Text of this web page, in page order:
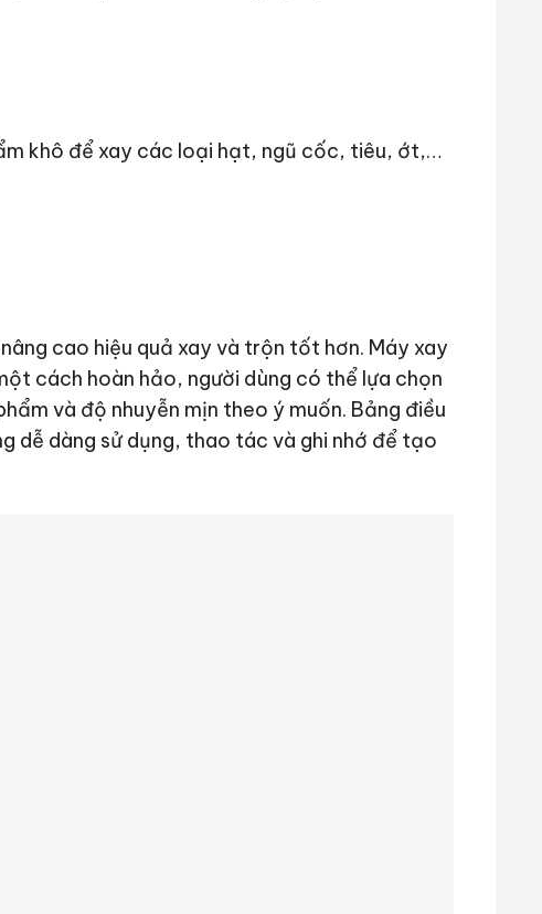
khô để xay các loại hạt, ngũ cốc, tiêu, ớt,…
cao hiệu quả xay và trộn tốt hơn. Máy xay
cách hoàn hảo, người dùng có thể lựa chọn
và độ nhuyễn mịn theo ý muốn. Bảng điều
dễ dàng sử dụng, thao tác và ghi nhớ để tạo